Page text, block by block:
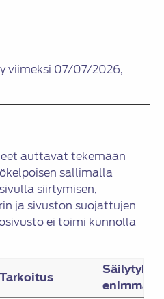
viimeksi 07/07/2026,
auttavat tekemään
sallimalla
siirtymisen,
ja sivuston suojattujen
ei toimi kunnolla
Tarkoitus